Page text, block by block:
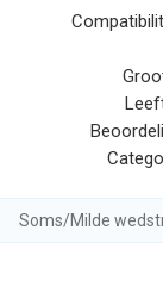
• Donkere
•
• Exporteer je
• Geen extra
• Geavanceerde
Soms/Milde